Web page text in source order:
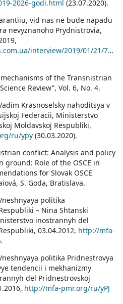
2026-godi.html (23.07.2020).
vid nas ne bude napadu
nevyznanoho Prydnistrovia,
interview/2019/01/21/7091796/
of the Transnistrian
Review”, Vol. 6, No. 4.
Krasnoselsky nahoditsya v
Federacii, Ministerstvo
Moldavskoj Respubliki,
ru/ypy (30.03.2020).
conflict: Analysis and policy
ground: Role of the OSCE in
for Slovak OSCE
S. Goda, Bratislava.
politika
– Nina Shtanski
inostrannyh del
03.04.2012, http://mfa-
politika Pridnestrovya
tendencii i mekhanizmy
del Pridnestrovskoj
http://mfa-pmr.org/ru/yPJ